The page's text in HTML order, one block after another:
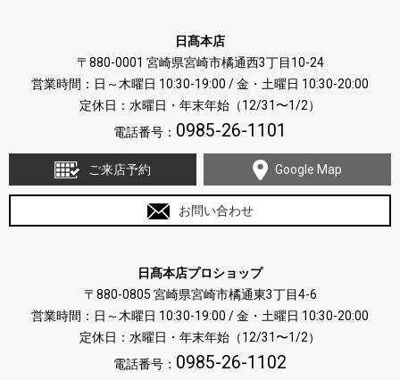
日髙本店
〒880-0001 宮崎県宮崎市橘通西3丁目10-24
営業時間：日～木曜日 10:30-19:00 / 金・土曜日 10:30-20:00
定休日：水曜日・年末年始（12/31〜1/2）
電話番号： 0985-26-1101
ご来店予約 Google Map
お問い合わせ
日髙本店プロショップ
〒880-0805 宮崎県宮崎市橘通東3丁目4-6
営業時間：日～木曜日 10:30-19:00 / 金・土曜日 10:30-20:00
定休日：水曜日・年末年始（12/31〜1/2）
電話番号： 0985-26-1102